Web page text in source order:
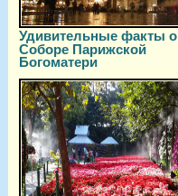
Удивительные факты о
Соборе Парижской
Богоматери